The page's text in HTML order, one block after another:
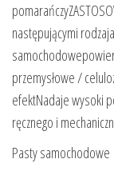
następującymi
przemysłowe /
efektNadaje wysoki
ręcznego i
Pasty samochodowe